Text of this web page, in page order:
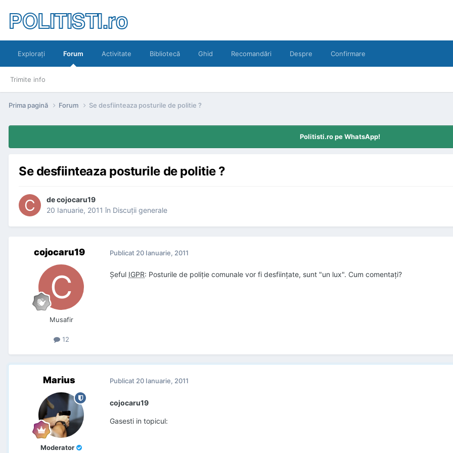
POLITISTI.ro
Exploraţi Forum
Trimite info
Activitate Bibliotecă Ghid Recomandări Despre Confirmare
Prima pagină Forum Se desfiinteaza posturile de politie ?
Politisti.ro pe WhatsApp!
Se desfiinteaza posturile de politie ?
decojocaru19
20 Ianuarie, 2011 în Discuţii generale
cojocaru19
Musafir
12
Publicat 20 Ianuarie, 2011
Şeful IGPR: Posturile de poliţie comunale vor fi desfiinţate, sunt "un lux". Cum comentaţi?
Marius
Moderator
Publicat 20 Ianuarie, 2011
cojocaru19
Gasesti in topicul: